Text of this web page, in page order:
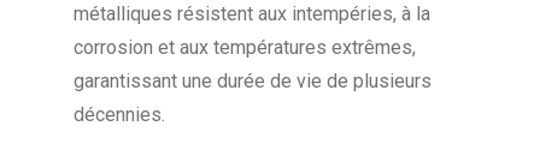
métalliques résistent aux intempéries, à la
corrosion et aux températures extrêmes,
garantissant une durée de vie de plusieurs
décennies.